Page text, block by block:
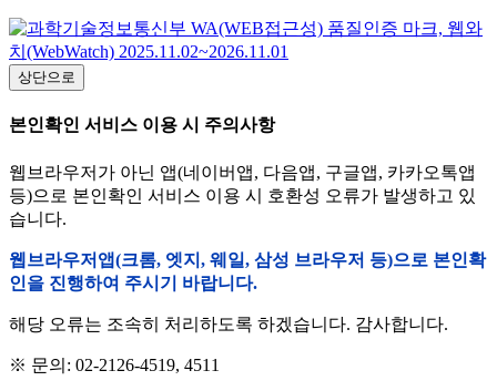
상단으로
본인확인 서비스 이용 시 주의사항
웹브라우저가 아닌 앱(네이버앱, 다음앱, 구글앱, 카카오톡앱
등)으로 본인확인 서비스 이용 시 호환성 오류가 발생하고 있
습니다.
웹브라우저앱(크롬, 엣지, 웨일, 삼성 브라우저 등)으로 본인확
인을 진행하여 주시기 바랍니다.
해당 오류는 조속히 처리하도록 하겠습니다. 감사합니다.
※ 문의: 02-2126-4519, 4511